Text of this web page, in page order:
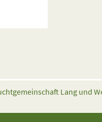
Lang und